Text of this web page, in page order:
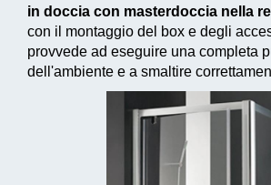
in doccia con masterdoccia nella
con il montaggio del box e degli
provvede ad eseguire una completa
dell'ambiente e a smaltire